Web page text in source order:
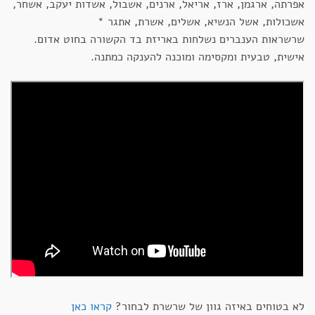
אפרתה, ארגמן, ארז, אריאל, ארנים, אשבול, אשדות יעקב, אשחר,
אשכולות, אשל הנשיא, אשלים, אשרת, אתגר *
שרשראות הענברים נשלחות באריזת בד הקשורה בחוט אדום.
אישית, טבעית ומקסימה ומוכנה להענקה כמתנה.
לא בטוחים באיזה גוון של שרשרת לבחור? קראו כאן